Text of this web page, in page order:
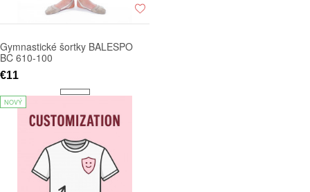
Gymnastické šortky BALESPO
BC 610-100
€11
NOVÝ